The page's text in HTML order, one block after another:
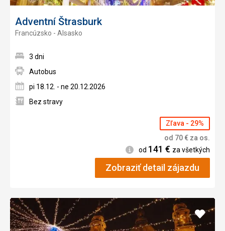
Adventní Štrasburk
Francúzsko - Alsasko
3 dni
Autobus
pi 18.12. - ne 20.12.2026
Bez stravy
Zľava - 29%
od 70€ za os.
Informácie
od 141 € za všetkých
Zobraziť detail zájazdu
Pridať